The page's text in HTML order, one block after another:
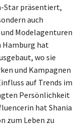
Star präsentiert,
auch
Modelagenturen
Hamburg hat
wo sie
und Kampagnen
auf Trends im
Persönlichkeit
hat Shania
zum Leben zu